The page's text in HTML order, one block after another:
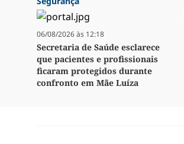
06/08/2026 às 12:18
Secretaria de Saúde esclarece
que pacientes e profissionais
ficaram protegidos durante
confronto em Mãe Luíza